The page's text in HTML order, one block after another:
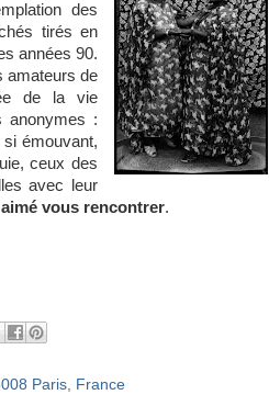
des
tirés en
années 90.
amateurs de
de la vie
anonymes :
émouvant,
ceux des
avec leur
vous rencontrer.
Paris, France